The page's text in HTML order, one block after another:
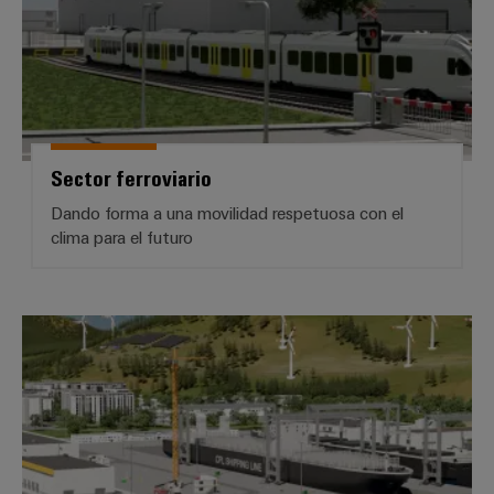
residuales
Soluciones
para
del
y
aguas
residuales
cables
Application
IoT
Centre
Conectividad
práctica para
tu industria.
novedades
para
Industrial
Connectivity.
Sector ferroviario
Dando forma a una movilidad respetuosa con el
clima para el futuro
Construcción naval